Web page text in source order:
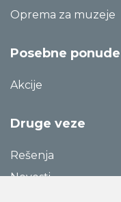
Oprema za muzeje
Posebne ponude
Akcije
Druge veze
Rešenja
Novosti